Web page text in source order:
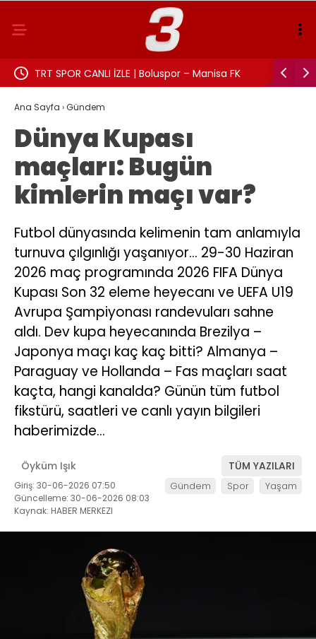
TRT SPOR CANLI İZLE | Boluspor – Manisa FK
maçı canlı yayın frekans ve izleme linki
Aslı
Ana Sayfa ›Gündem
Dünya Kupası
maçları: Bugün
kimlerin maçı var?
Futbol dünyasında kelimenin tam anlamıyla
turnuva çılgınlığı yaşanıyor… 29-30 Haziran
2026 maç programında 2026 FIFA Dünya
Kupası Son 32 eleme heyecanı ve UEFA U19
Avrupa Şampiyonası randevuları sahne
aldı. Dev kupa heyecanında Brezilya –
Japonya maçı kaç kaç bitti? Almanya –
Paraguay ve Hollanda – Fas maçları saat
kaçta, hangi kanalda? Günün tüm futbol
fikstürü, saatleri ve canlı yayın bilgileri
haberimizde…
Öyküm Işık TÜM YAZILARI
Giriş: 30-06-2026 07:50
Güncelleme: 30-06-2026 08:03
Kaynak: HABER MERKEZI
Gündem Spor Yaşam